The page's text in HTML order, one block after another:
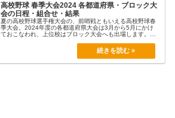
高校野球 春季大会2024 各都道府県・ブロック大
会の日程・組合せ・結果
夏の高校野球選手権大会の、前哨戦ともいえる高校野球春
季大会。2024年度の各都道府県大会は3月から5月にかけ
ておこなわれ、上位校はブロック大会へも出場します。